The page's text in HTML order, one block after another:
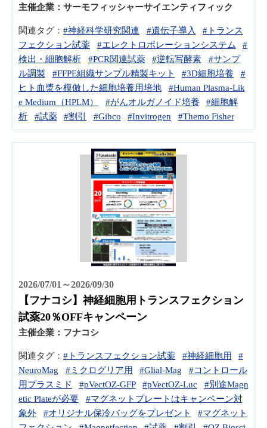
主催企業： サーモフィッシャーサイエンティフィック
関連タグ： #神経科学研究関連 #遺伝子導入
#トランス
フェクション試薬
#エレクトロポレーションシステム
#
検出・細胞解析
#PCR関連試薬 #逆転写酵素
#サンプ
ル調製
#FFPE組織サンプル精製キット #3D細胞培養
#
ヒト血漿を模倣した細胞培養用培地
#Human Plasma-Lik
e Medium（HPLM）
#がんオルガノイド培養
#細胞解
析
#試薬 #割引 #Gibco #Invitrogen #Themo Fisher
2026/07/01～2026/09/30
【フナコシ】神経細胞用トランスフェクション
試薬20％OFFキャンペーン
主催企業： フナコシ
関連タグ： #トランスフェクション試薬 #神経細胞用
#
NeuroMag
#ミクログリア用 #Glial-Mag
#コントロール
用プラスミド
#pVectOZ-GFP #pVectOZ-Luc
#別途Magn
etic Plateが必要
#マグネットプレートはキャンペーン対
象外
#オリジナル保冷バッグをプレゼント
#マグネット